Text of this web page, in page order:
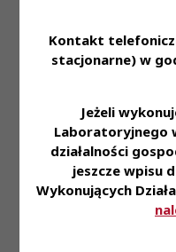
Kontakt
stacjonarne) w
Jeżeli
Laboratoryjnego
działalności
jeszcze wpisu
Wykonujących
6 sie 2026
Komunikat